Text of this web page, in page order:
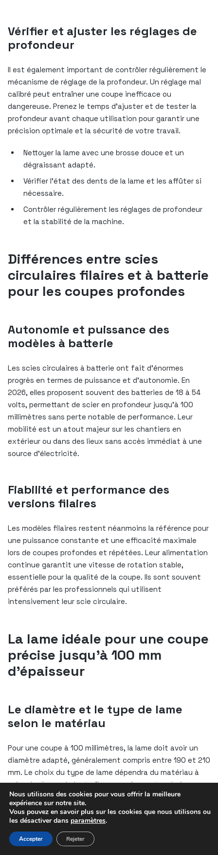
Vérifier et ajuster les réglages de
profondeur
Il est également important de contrôler régulièrement le
mécanisme de réglage de la profondeur. Un réglage mal
calibré peut entraîner une coupe inefficace ou
dangereuse. Prenez le temps d’ajuster et de tester la
profondeur avant chaque utilisation pour garantir une
précision optimale et la sécurité de votre travail.
Nettoyer la lame avec une brosse douce et un
dégraissant adapté.
Vérifier l’état des dents de la lame et les affûter si
nécessaire.
Contrôler régulièrement les réglages de profondeur
et la stabilité de la machine.
Différences entre scies
circulaires filaires et à batterie
pour les coupes profondes
Autonomie et puissance des
modèles à batterie
Les scies circulaires à batterie ont fait d’énormes
progrès en termes de puissance et d’autonomie. En
2026, elles proposent souvent des batteries de 18 à 54
volts, permettant de scier en profondeur jusqu’à 100
millimètres sans perte notable de performance. Leur
mobilité est un atout majeur sur les chantiers en
extérieur ou dans des lieux sans accès immédiat à une
source d’électricité.
Fiabilité et performance des
versions filaires
Les modèles filaires restent néanmoins la référence pour
une puissance constante et une efficacité maximale
lors de coupes profondes et répétées. Leur alimentation
continue garantit une vitesse de rotation stable,
essentielle pour la qualité de la coupe. Ils sont souvent
préférés par les professionnels qui utilisent
intensivement leur scie circulaire.
La lame idéale pour une coupe
précise jusqu’à 100 mm
d’épaisseur
Le diamètre et le type de lame
selon le matériau
Pour une coupe à 100 millimètres, la lame doit avoir un
diamètre adapté, généralement compris entre 190 et 210
mm. Le choix du type de lame dépendra du matériau à
scier : les lames à dents fines conviennent au bois
massif pour une finition propre, tandis que les lames plus
robustes sont recommandées pour des panneaux
composites ou stratifiés.
Nous utilisons des cookies pour vous offrir la meilleure
expérience sur notre site.
Vous pouvez en savoir plus sur les cookies que nous utilisons ou
les désactiver dans paramètres.
Accepter Rejeter